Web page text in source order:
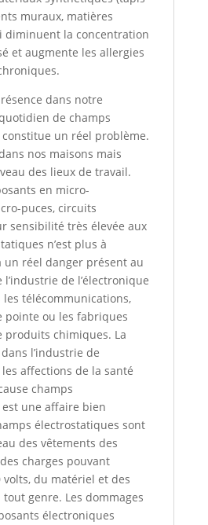
muraux, matières
diminuent la concentration
et augmente les allergies
dans notre
de champs
un réel problème.
nos maisons mais
des lieux de travail.
en micro-
puces, circuits
sensibilité très élevée aux
n’est plus à
un réel danger présent au
de l’électronique
télécommunications,
pointe ou les fabriques
produits chimiques. La
l’industrie de
affections de la santé
champs
une affaire bien
électrostatiques sont
des vêtements des
charges pouvant
du matériel et des
genre. Les dommages
électroniques